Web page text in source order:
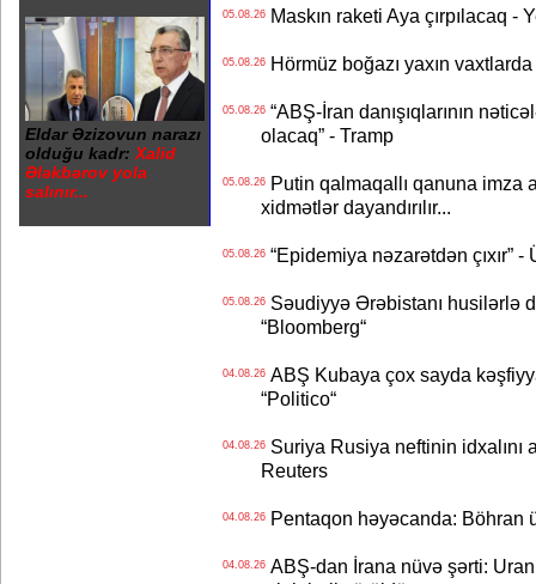
Eldar Əzizovun narazı
olduğu kadr: Xalid
Ələkbərov yola
salınır...
05.08.26Maskın raketi Aya çırpılacaq -
05.08.26Hörmüz boğazı yaxın
05.08.26“ABŞ-İran danışıqlarının
olacaq” - Tramp
05.08.26Putin qalmaqallı qanuna imza
xidmətlər dayandırılır...
05.08.26“Epidemiya nəzarətdən çıxır” -
05.08.26Səudiyyə Ərəbistanı husilərlə
“Bloomberg“
04.08.26ABŞ Kubaya çox sayda
“Politico“
04.08.26Suriya Rusiya neftinin idxalını
Reuters
04.08.26Pentaqon həyəcanda: Böhran
04.08.26ABŞ-dan İrana nüvə şərti: Uran